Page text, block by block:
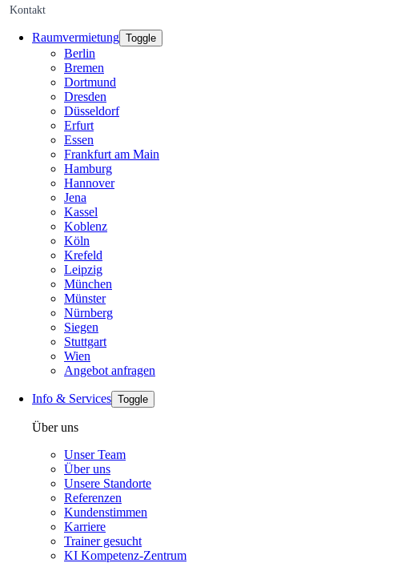
Kontakt
Raumvermietung Toggle
Berlin
Bremen
Dortmund
Dresden
Düsseldorf
Erfurt
Essen
Frankfurt am Main
Hamburg
Hannover
Jena
Kassel
Koblenz
Köln
Krefeld
Leipzig
München
Münster
Nürnberg
Siegen
Stuttgart
Wien
Angebot anfragen
Info & Services Toggle
Über uns
Unser Team
Über uns
Unsere Standorte
Referenzen
Kundenstimmen
Karriere
Trainer gesucht
KI Kompetenz-Zentrum